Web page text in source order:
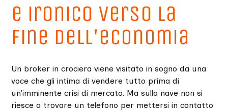
e ironico verso la
fine dell'economia
Un broker in crociera viene visitato in sogno da una
voce che gli intima di vendere tutto prima di
un’imminente crisi di mercato. Ma sulla nave non si
riesce a trovare un telefono per mettersi in contatto